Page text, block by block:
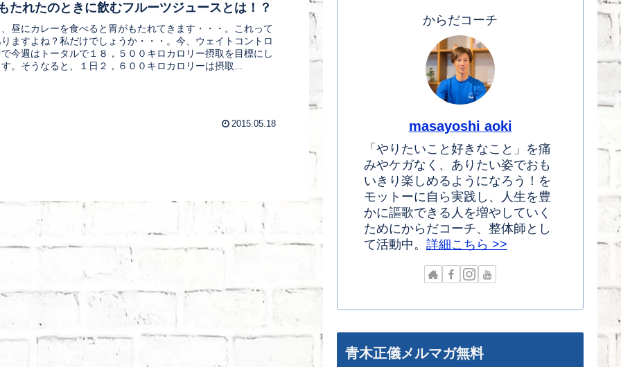
たれたのときに飲むフルーツジュースとは！？
昼にカレーを食べると胃がもたれてきます・・・。これって
ますよね？私だけでしょうか・・・。今、ウェイトコントロ
今週はトータルで１８，５００キロカロリー摂取を目標にし
。そうなると、１日２，６００キロカロリーは摂取...
2015.05.18
からだコーチ
masayoshi aoki
「やりたいこと好きなこと」を痛
みやケガなく、ありたい姿でおも
いきり楽しめるようになろう！を
モットーに自ら実践し、人生を豊
かに謳歌できる人を増やしていく
ためにからだコーチ、整体師とし
て活動中。 詳細こちら >>
青木正儀メルマガ無料